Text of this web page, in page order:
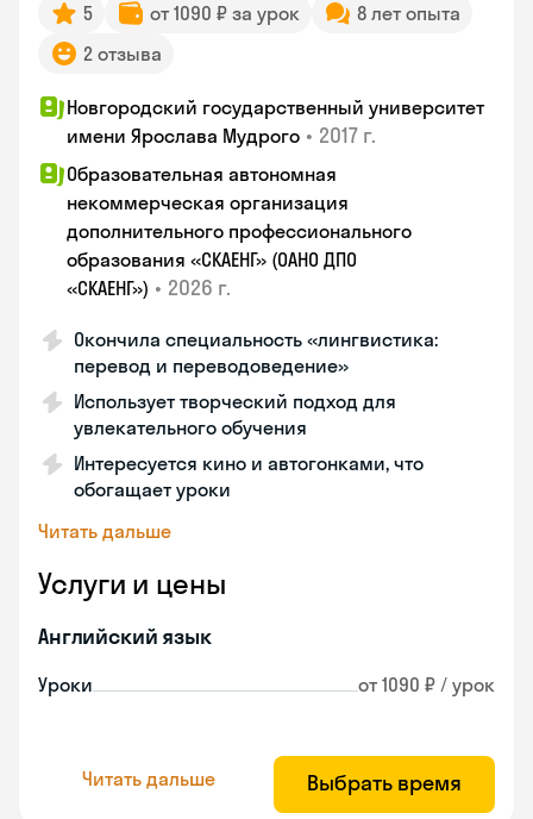
5 от 1090 ₽ за урок
8 лет опыта
2 отзыва
Новгородский государственный университет
имени Ярослава Мудрого • 2017 г.
Образовательная автономная
некоммерческая организация
дополнительного профессионального
образования «СКАЕНГ» (ОАНО ДПО
«СКАЕНГ») • 2026 г.
Окончила специальность «лингвистика:
перевод и переводоведение»
Использует творческий подход для
увлекательного обучения
Интересуется кино и автогонками, что
обогащает уроки
Читать дальше
Услуги и цены
Английский язык
Уроки от 1090 ₽ / урок
Читать дальше Выбрать время